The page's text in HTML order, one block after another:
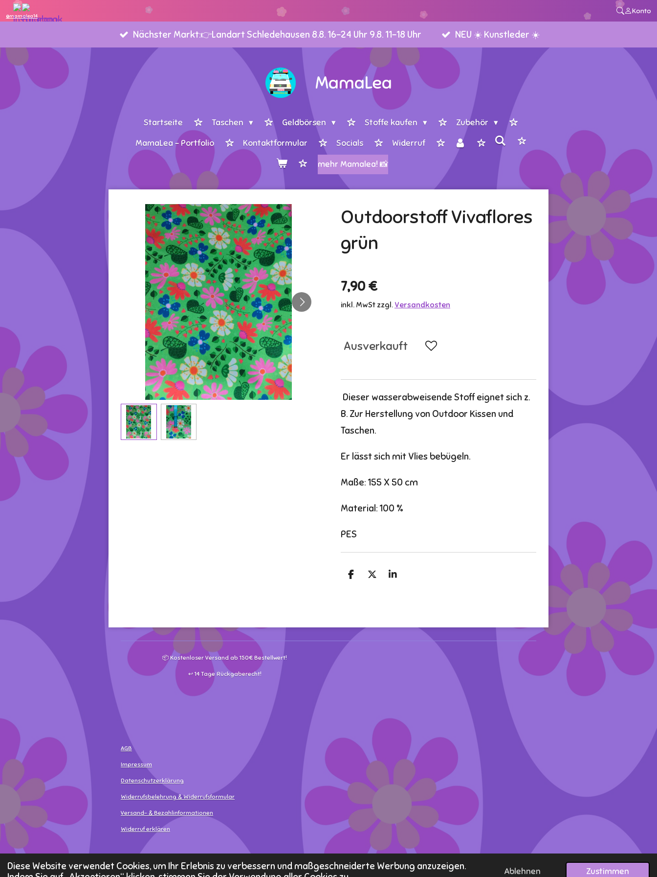
Diese Website verwendet Cookies, um Ihr Erlebnis zu verbessern und maßgeschneiderte Werbung anzuzeigen.
Ablehnen Zustimmen
@mamalea14
Konto
Zum
springen
Nächster Markt:👉Landart Schledehausen 8.8. 16-24 Uhr 9.8. 11-18 Uhr NEU ☀️ Kunstleder ☀️
MamaLea
Startseite Taschen Geldbörsen Stoffe kaufen
Zubehör
MamaLea - Portfolio
Kontaktformular Socials Widerruf
mehr Mamalea! 📸
Outdoorstoff Vivaflores
grün
7,90 €
inkl. MwSt zzgl. Versandkosten
Ausverkauft
Dieser wasserabweisende Stoff eignet sich z.
B. Zur Herstellung von Outdoor Kissen und
Taschen.
Er lässt sich mit Vlies bebügeln.
Maße: 155 X 50 cm
Material: 100 %
PES
T
T
T
📦 Kostenloser Versand ab 150€ Bestellwert!
↩️ 14 Tage Rückgaberecht!
AGB
Impressum
Datenschutzerklärung
Widerrufsbelehrung & Widerrufsformular
Versand- & Bezahlinformationen
Widerruf erklären
© 2025 - 2026 MamaLea